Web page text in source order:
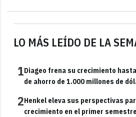
LO MÁS LEÍDO DE LA
1Diageo frena su crecimiento
de ahorro de 1.000 millones de
2Henkel eleva sus perspectivas
crecimiento en el primer semestre